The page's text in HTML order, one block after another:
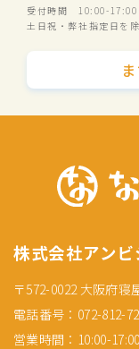
受付時間 10:00-17:00
土日祝・弊社指定日を
株式会社アン
〒572-0022 大阪府寝
電話番号：072-812-
営業時間：10:00-